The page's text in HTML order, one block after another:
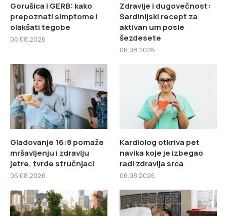
Gorušica i GERB: kako
prepoznati simptome i
olakšati tegobe
06.08.2026
Zdravlje i dugovečnost:
Sardinijski recept za
aktivan um posle
šezdesete
06.08.2026
Gladovanje 16:8 pomaže
mršavljenju i zdravlju
jetre, tvrde stručnjaci
06.08.2026
Kardiolog otkriva pet
navika koje je izbegao
radi zdravlja srca
06.08.2026